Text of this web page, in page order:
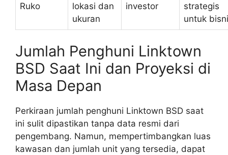
Ruko
lokasi dan
ukuran
investor
strategis
untuk
Jumlah Penghuni Linktown
BSD Saat Ini dan Proyeksi di
Masa Depan
Perkiraan jumlah penghuni Linktown BSD saat
ini sulit dipastikan tanpa data resmi dari
pengembang. Namun, mempertimbangkan luas
kawasan dan jumlah unit yang tersedia, dapat